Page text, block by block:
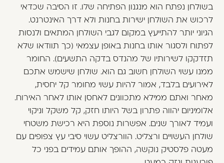
בשולחן נפתח הוא מנגנון הפתיחה שלו. זו הסיבה שכדאי
לרכוש את השולחן ישירות בחנות ולא דרך האינטרנט.
הגיוני יותר להתייעץ במקום לגבי השולחן המתאים ולנסות
לפתוח ולסגור אותו בחנות באופן עצמאי (כך תוודאו שלא
תזדקקו לשירותיו של מהנדס בדקה התשעים). החומר
ממנו עשוי השולחן חשוב גם הוא. שולחן שישמש אתכם
לאירועים בלבד, אמור להיות עשוי מחומר קל יחסית,
מאחר ואתם ממילא מתכוונים לאחסן אותו לאחר האירוח.
אלומיניום יהווה פתרון בשל היותו חזק, קל משקל וניקוי
ועמיד לאורך שנים. אפשרות נוספת היא רכישת משטחי
שולחן העשויים ורצליט. הוורצליט עשוי סיבי עץ צפופים עם
מעטה פלסטיק נוקשה, ההופך אותם עמידים בפני כל